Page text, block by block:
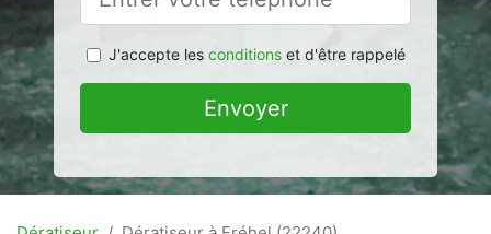
J'accepte les conditionset d'être rappelé
Envoyer